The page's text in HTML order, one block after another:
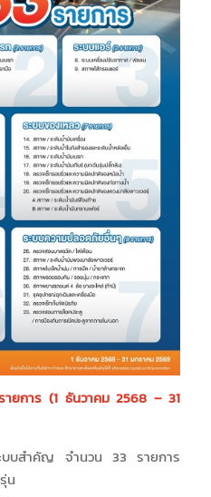
ายการ (1 ธันวาคม 2568 – 31
บสำคัญ จำนวน 33 รายการ
น